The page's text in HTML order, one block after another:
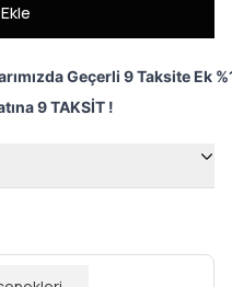
Geçerli 9 Taksite Ek
9 TAKSİT !